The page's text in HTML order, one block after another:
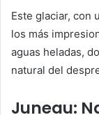
Este glaciar, con
los más
aguas heladas,
natural del
Juneau: